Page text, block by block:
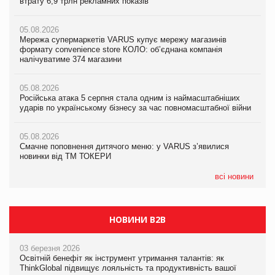
05.08.2026
Мережа супермаркетів VARUS купує мережу магазинів
формату convenience store КОЛО: об’єднана компанія
налічуватиме 374 магазини
05.08.2026
Російська атака 5 серпня стала одним із наймасштабніших
ударів по українському бізнесу за час повномасштабної війни
05.08.2026
Смачне поповнення дитячого меню: у VARUS з’явилися
новинки від ТМ ТОКЕРИ
всі новини
05.08.2026
Мережа супермаркетів VARUS купує мережу магазинів
формату convenience store КОЛО: об’єднана компанія
налічуватиме 374 магазини
05.08.2026
Російська атака 5 серпня стала одним із наймасштабніших
ударів по українському бізнесу за час повномасштабної війни
05.08.2026
Смачне поповнення дитячого меню: у VARUS з’явилися
новинки від ТМ ТОКЕРИ
05.08.2026
Adidas витратила понад $1 млрд на маркетинг за квартал
продуктів
НОВИНИ B2B
03 березня 2026
Освітній бенефіт як інструмент утримання талантів: як
ThinkGlobal підвищує лояльність та продуктивність вашої